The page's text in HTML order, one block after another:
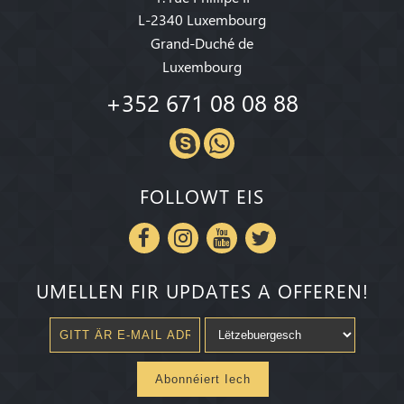
L-2340 Luxembourg
Grand-Duché de
Luxembourg
+352 671 08 08 88
FOLLOWT EIS
UMELLEN FIR UPDATES A OFFEREN!
Abonnéiert Iech